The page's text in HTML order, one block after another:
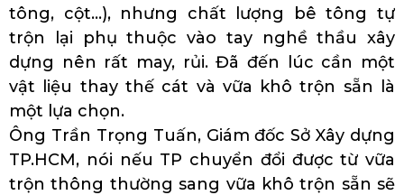
tông, cột...), nhưng chất lượng bê tông tự
trộn lại phụ thuộc vào tay nghề thầu xây
dựng nên rất may, rủi. Đã đến lúc cần một
vật liệu thay thế cát và vữa khô trộn sẵn là
một lựa chọn.
Ông Trần Trọng Tuấn, Giám đốc Sở Xây dựng
TP.HCM, nói nếu TP chuyển đổi được từ vữa
trộn thông thường sang vữa khô trộn sẵn sẽ